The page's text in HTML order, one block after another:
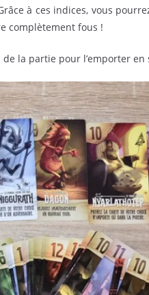
à ces indices, vous
complètement fous !
la partie pour l’emporter en